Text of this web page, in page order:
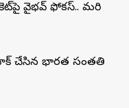
వైభవ్ ఫోకస్.. మరి
చేసిన భారత సంతతి